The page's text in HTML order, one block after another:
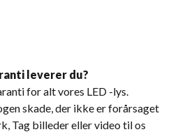
leverer du?
for alt vores LED -lys.
skade, der ikke er forårsaget
Tag billeder eller video til os